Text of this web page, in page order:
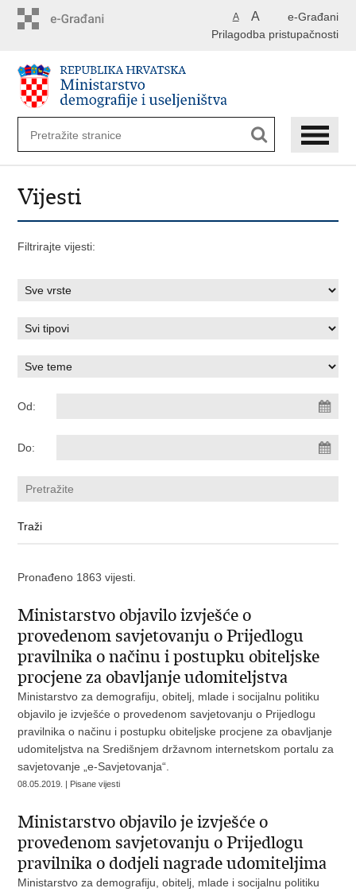
e-Građani
A A
Prilagodba pristupačnosti
Vijesti
Filtrirajte vijesti:
Od:
Do:
Pronađeno 1863 vijesti.
Ministarstvo objavilo izvješće o
provedenom savjetovanju o Prijedlogu
pravilnika o načinu i postupku obiteljske
procjene za obavljanje udomiteljstva
Ministarstvo za demografiju, obitelj, mlade i socijalnu politiku
objavilo je izvješće o provedenom savjetovanju o Prijedlogu
pravilnika o načinu i postupku obiteljske procjene za obavljanje
udomiteljstva na Središnjem državnom internetskom portalu za
savjetovanje „e-Savjetovanja“.
08.05.2019. | Pisane vijesti
Ministarstvo objavilo je izvješće o
provedenom savjetovanju o Prijedlogu
pravilnika o dodjeli nagrade udomiteljima
Ministarstvo za demografiju, obitelj, mlade i socijalnu politiku